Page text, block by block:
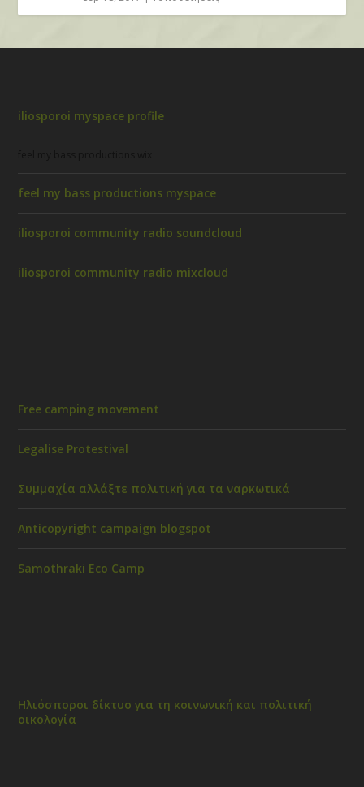
iliosporoi myspace profile
feel my bass productions myspace
iliosporoi community radio soundcloud
iliosporoi community radio mixcloud
Free camping movement
Legalise Protestival
Συμμαχία αλλάξτε πολιτική για τα ναρκωτικά
Anticopyright campaign blogspot
Samothraki Eco Camp
Ηλιόσποροι δίκτυο για τη κοινωνική και πολιτική
οικολογία